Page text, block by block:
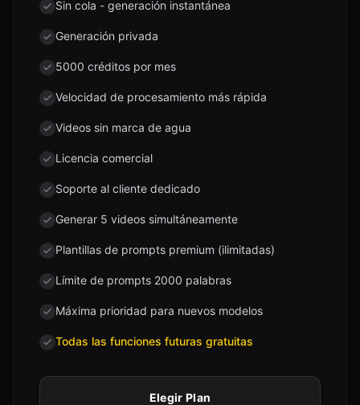
Sin cola - generación instantánea
Generación privada
5000 créditos por mes
Velocidad de procesamiento más rápida
Videos sin marca de agua
Licencia comercial
Soporte al cliente dedicado
Generar 5 videos simultáneamente
Plantillas de prompts premium (ilimitadas)
Límite de prompts 2000 palabras
Máxima prioridad para nuevos modelos
Todas las funciones futuras gratuitas
Elegir Plan